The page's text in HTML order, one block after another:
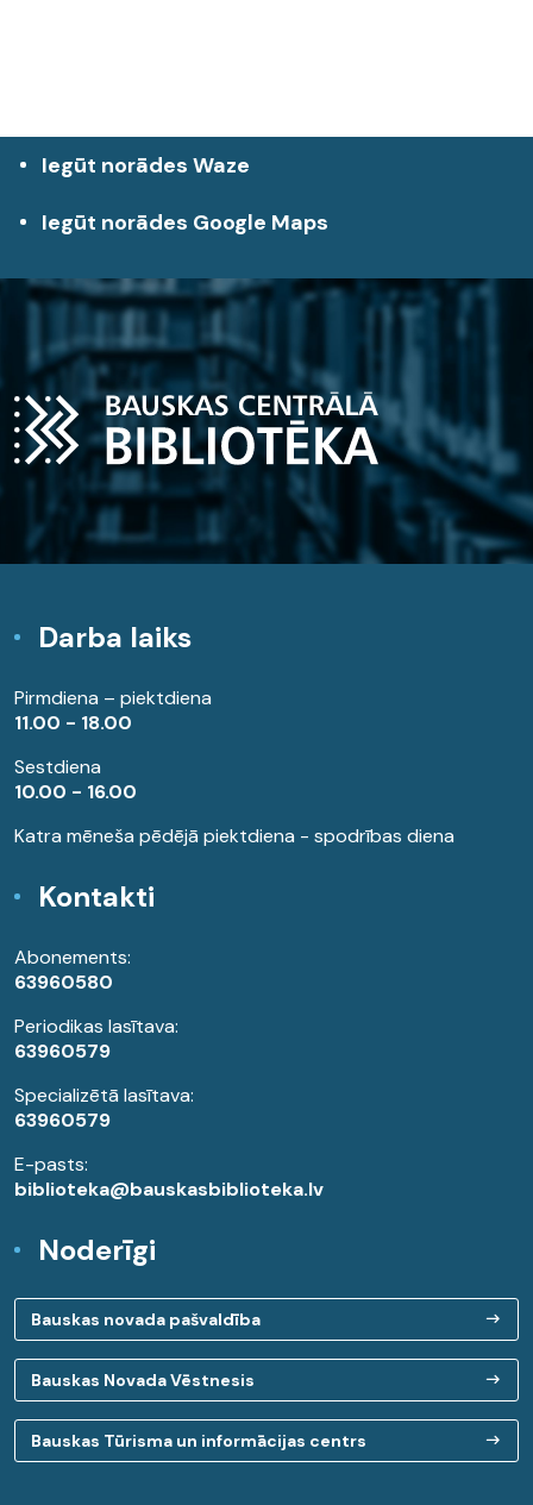
Iegūt norādes Waze
Iegūt norādes Google Maps
Darba laiks
Pirmdiena – piektdiena
11.00 - 18.00
Sestdiena
10.00 - 16.00
Katra mēneša pēdējā piektdiena - spodrības diena
Kontakti
Abonements:
63960580
Periodikas lasītava:
63960579
Specializētā lasītava:
63960579
E-pasts:
biblioteka@bauskasbiblioteka.lv
Noderīgi
Bauskas novada pašvaldība
Bauskas Novada Vēstnesis
Bauskas Tūrisma un informācijas centrs